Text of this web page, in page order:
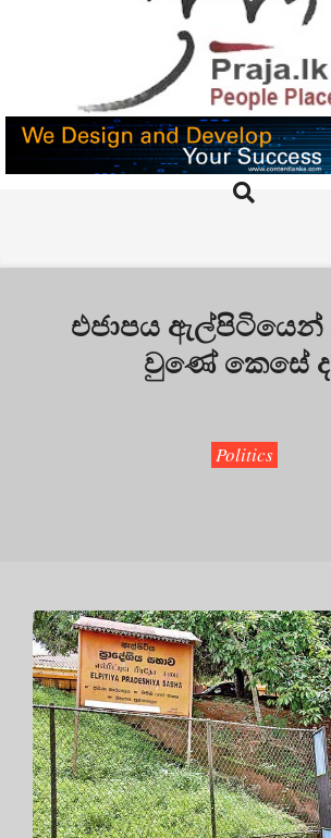
PRAJA.LK
Search
එජාපය ඇල්පිටියෙන්
වුණේ කෙසේ
Politics